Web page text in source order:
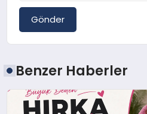
Gönder
Benzer Haberler